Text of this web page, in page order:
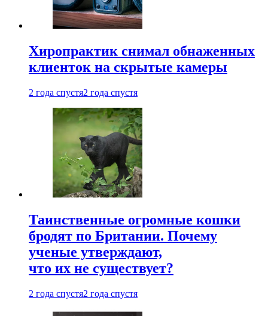
Хиропрактик снимал обнаженных
клиенток на скрытые камеры
2 года спустя2 года спустя
Таинственные огромные кошки
бродят по Британии. Почему
ученые утверждают,
что их не существует?
2 года спустя2 года спустя